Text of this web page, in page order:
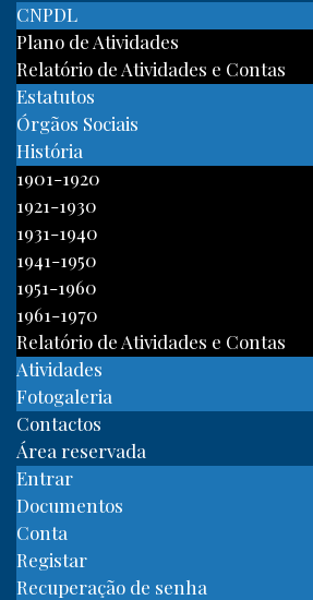
CNPDL
Plano de Atividades
Relatório de Atividades e Contas
Estatutos
Órgãos Sociais
História
1901-1920
1921-1930
1931-1940
1941-1950
1951-1960
1961-1970
Relatório de Atividades e Contas
Atividades
Fotogaleria
Contactos
Área reservada
Entrar
Documentos
Conta
Registar
Recuperação de senha